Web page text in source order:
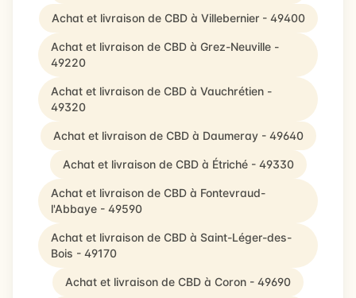
Achat et livraison de CBD à Villebernier - 49400
Achat et livraison de CBD à Grez-Neuville -
49220
Achat et livraison de CBD à Vauchrétien -
49320
Achat et livraison de CBD à Daumeray - 49640
Achat et livraison de CBD à Étriché - 49330
Achat et livraison de CBD à Fontevraud-
l'Abbaye - 49590
Achat et livraison de CBD à Saint-Léger-des-
Bois - 49170
Achat et livraison de CBD à Coron - 49690